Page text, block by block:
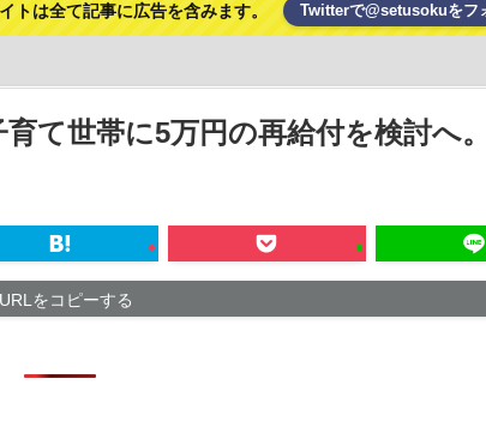
パヨク
ー！」
滅茶苦
人類が
とは？
で治療
ハムス
報告
トは全て記事に広告を含みます。 Twitterで@setusokuをフ
て世帯に5万円の再給付を検討へ
URLをコピーする